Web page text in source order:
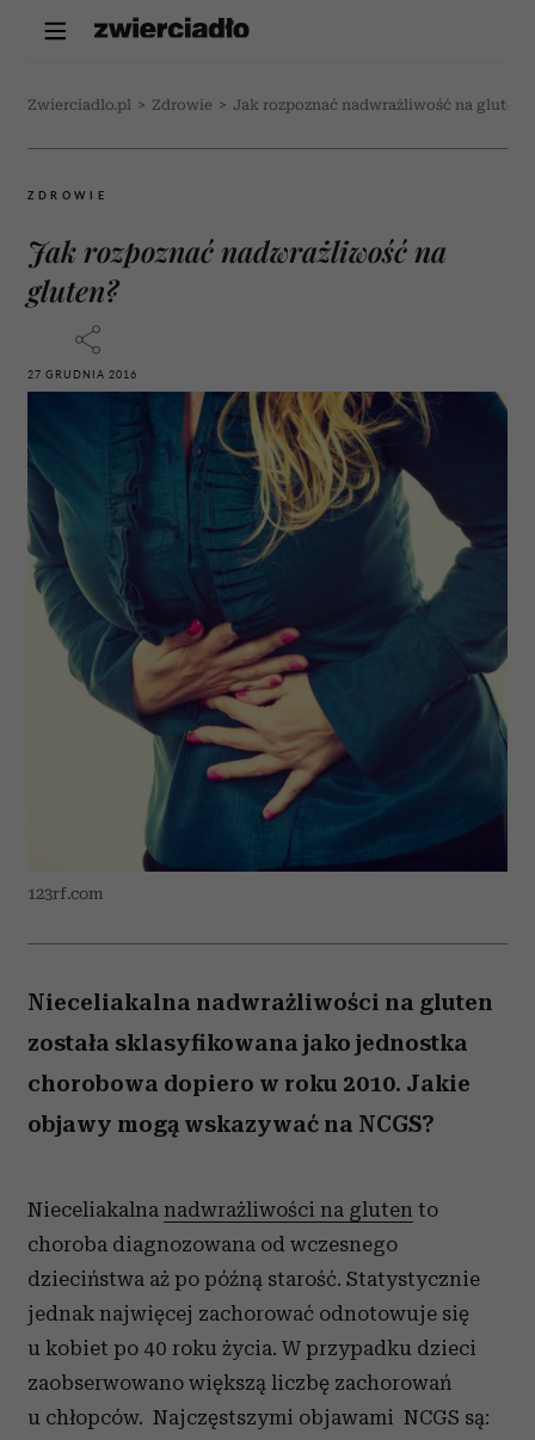
Zwierciadlo.pl > Zdrowie > Jak rozpoznać nadwrażliwość na gluten?
ZDROWIE
Jak rozpoznać nadwrażliwość na
gluten?
27 GRUDNIA 2016
123rf.com
Nieceliakalna nadwrażliwości na gluten
została sklasyfikowana jako jednostka
chorobowa dopiero w roku 2010. Jakie
objawy mogą wskazywać na NCGS?
Nieceliakalna nadwrażliwości na gluten to
choroba diagnozowana od wczesnego
dzieciństwa aż po późną starość. Statystycznie
jednak najwięcej zachorować odnotowuje się
u kobiet po 40 roku życia. W przypadku dzieci
zaobserwowano większą liczbę zachorowań
u chłopców. Najczęstszymi objawami NCGS są: